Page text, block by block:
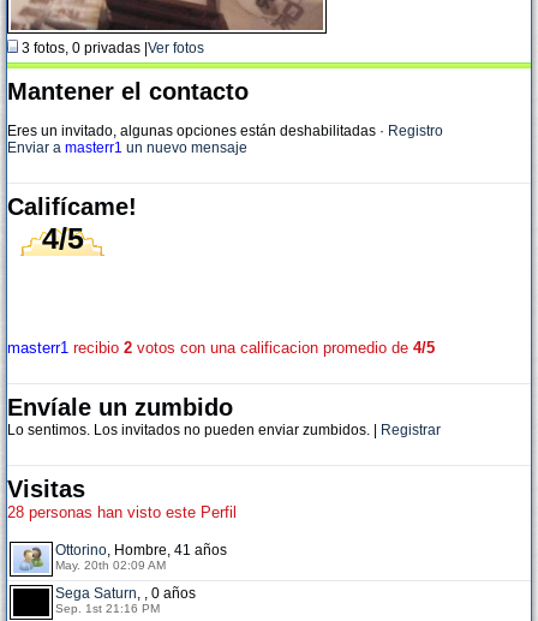
3 fotos, 0 privadas | Ver fotos
Mantener el contacto
Eres un invitado, algunas opciones están deshabilitadas · Registro
Enviar a masterr1 un nuevo mensaje
Califícame!
4/5
masterr1 recibio 2 votos con una calificacion promedio de 4/5
Envíale un zumbido
Lo sentimos. Los invitados no pueden enviar zumbidos. | Registrar
Visitas
28 personas han visto este Perfil
Ottorino, Hombre, 41 años
May. 20th 02:09 AM
Sega Saturn, , 0 años
Sep. 1st 21:16 PM